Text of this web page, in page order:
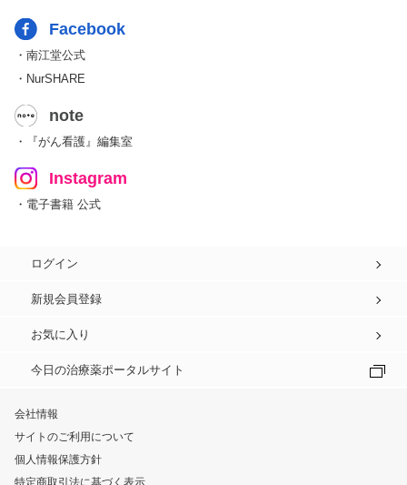
Facebook
・南江堂公式
・NurSHARE
note
・『がん看護』編集室
Instagram
・電子書籍 公式
ログイン
新規会員登録
お気に入り
今日の治療薬ポータルサイト
会社情報
サイトのご利用について
個人情報保護方針
特定商取引法に基づく表示